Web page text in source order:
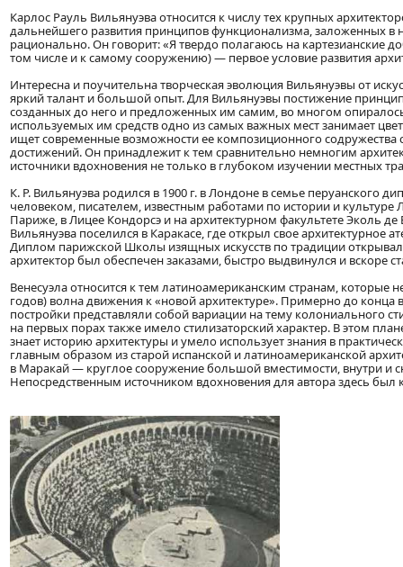
Карлос Рауль Вильянуэва относится к числу тех крупных
дальнейшего развития принципов функционализма, заложенных
рационально. Он говорит: «Я твердо полагаюсь на картезианские
том числе и к самому сооружению) — первое условие развития
Интересна и поучительна творческая эволюция Вильянуэвы от
яркий талант и большой опыт. Для Вильянуэвы постижение
созданных до него и предложенных им самим, во многом
используемых им средств одно из самых важных мест занимает
ищет современные возможности ее композиционного
достижений. Он принадлежит к тем сравнительно немногим
источники вдохновения не только в глубоком изучении местных
К. Р. Вильянуэва родился в 1900 г. в Лондоне в семье
человеком, писателем, известным работами по истории и
Париже, в Лицее Кондорсэ и на архитектурном факультете Эколь
Вильянуэва поселился в Каракасе, где открыл свое
Диплом парижской Школы изящных искусств по традиции
архитектор был обеспечен заказами, быстро выдвинулся и вскоре
Венесуэла относится к тем латиноамериканским странам, которые
годов) волна движения к «новой архитектуре». Примерно до
постройки представляли собой вариации на тему колониального
на первых порах также имело стилизаторский характер. В этом
знает историю архитектуры и умело использует знания в
главным образом из старой испанской и латиноамериканской
в Маракай — круглое сооружение большой вместимости, внутри и
Непосредственным источником вдохновения для автора здесь